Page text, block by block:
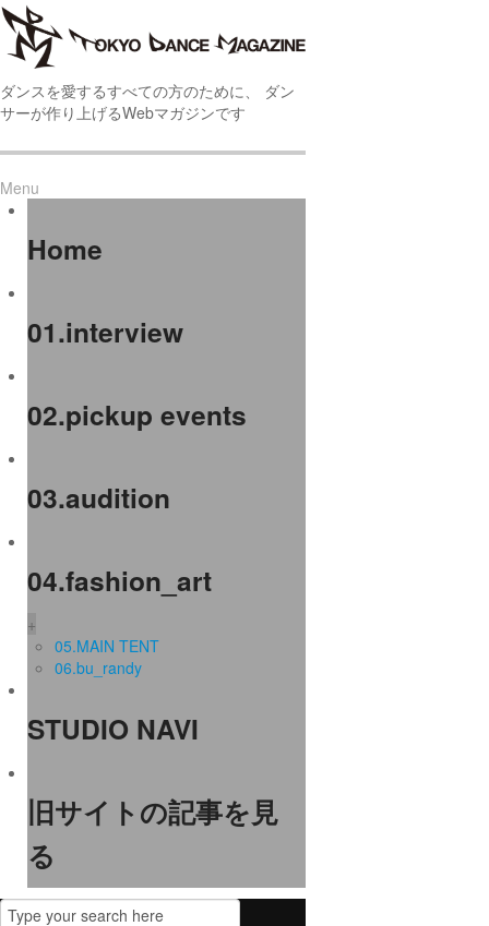
ダンスを愛するすべての方のために、 ダン
サーが作り上げるWebマガジンです
Menu
Home
01.interview
02.pickup events
03.audition
04.fashion_art
+
05.MAIN TENT
06.bu_randy
STUDIO NAVI
旧サイトの記事を見
る